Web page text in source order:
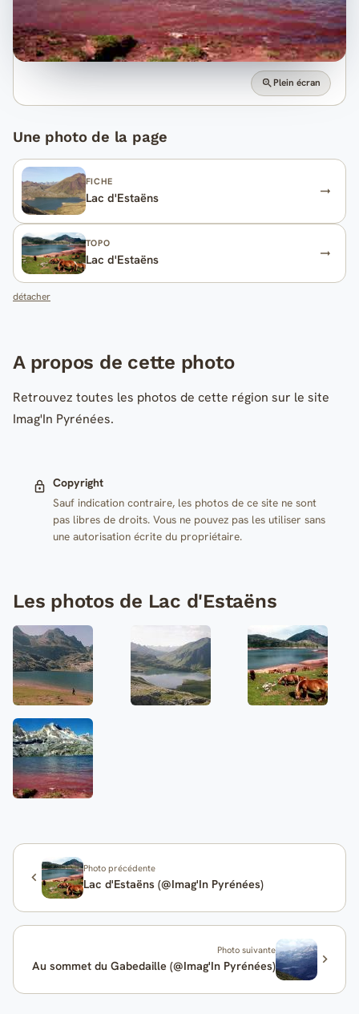
Plein écran
Une photo de la page
FICHE
Lac d'Estaëns
TOPO
Lac d'Estaëns
détacher
A propos de cette photo
Retrouvez toutes les photos de cette région sur le site
Imag'In Pyrénées.
Copyright
Sauf indication contraire, les photos de ce site ne sont
pas libres de droits. Vous ne pouvez pas les utiliser sans
une autorisation écrite du propriétaire.
Les photos de Lac d'Estaëns
Photo précédente
Lac d'Estaëns (@Imag'In Pyrénées)
Photo suivante
Au sommet du Gabedaille (@Imag'In Pyrénées)